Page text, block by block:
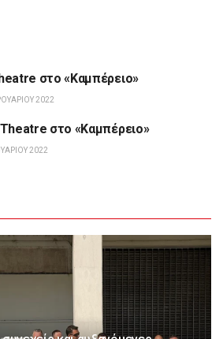
στο «Καμπέρειο»
2022
στο «Καμπέρειο»
2022